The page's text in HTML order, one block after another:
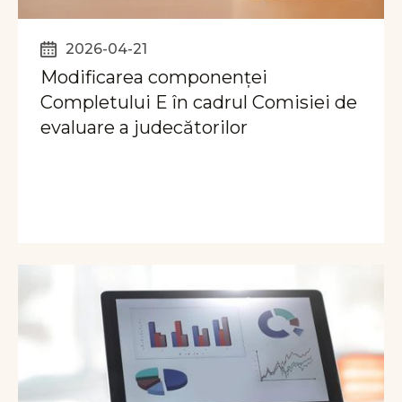
2026-04-21
Modificarea componenței
Completului E în cadrul Comisiei de
evaluare a judecătorilor